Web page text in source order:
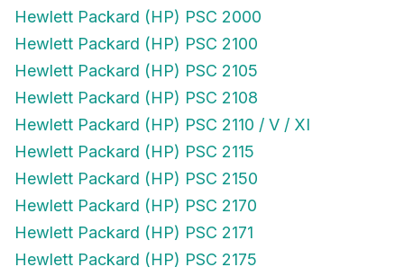
Hewlett Packard (HP) PSC 2000
Hewlett Packard (HP) PSC 2100
Hewlett Packard (HP) PSC 2105
Hewlett Packard (HP) PSC 2108
Hewlett Packard (HP) PSC 2110 / V / XI
Hewlett Packard (HP) PSC 2115
Hewlett Packard (HP) PSC 2150
Hewlett Packard (HP) PSC 2170
Hewlett Packard (HP) PSC 2171
Hewlett Packard (HP) PSC 2175